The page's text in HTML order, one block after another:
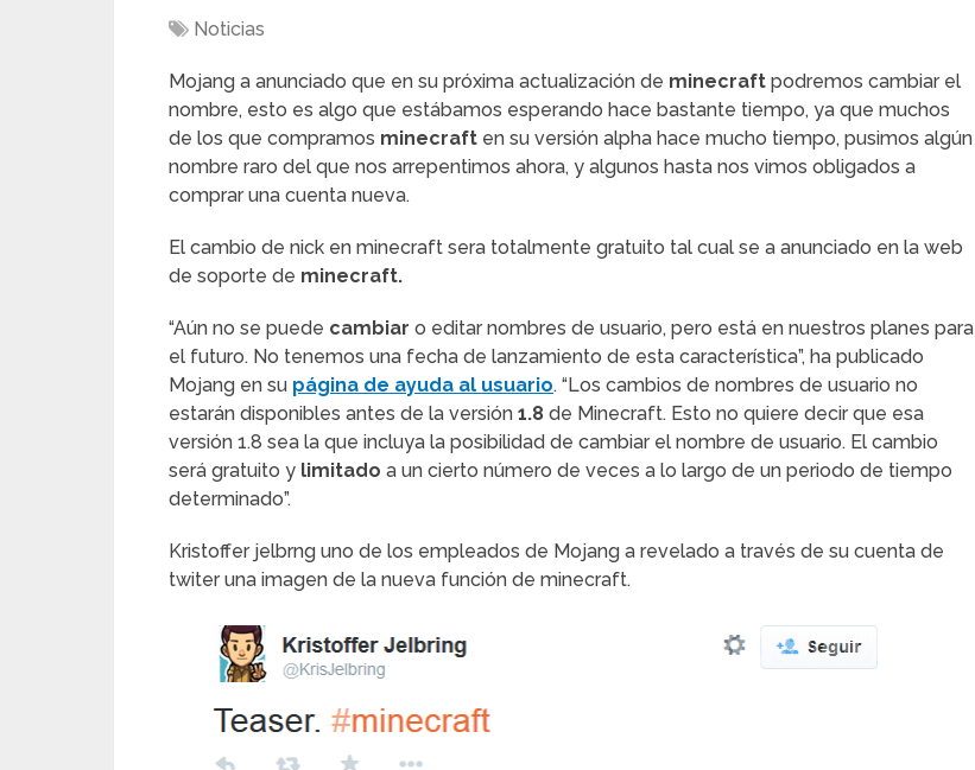
Noticias
Mojang a anunciado que en su próxima actualización de minecraft podremos cambiar el
nombre, esto es algo que estábamos esperando hace bastante tiempo, ya que muchos
de los que compramos minecraft en su versión alpha hace mucho tiempo, pusimos algún
nombre raro del que nos arrepentimos ahora, y algunos hasta nos vimos obligados a
comprar una cuenta nueva.
El cambio de nick en minecraft sera totalmente gratuito tal cual se a anunciado en la web
de soporte de minecraft.
“Aún no se puede cambiar o editar nombres de usuario, pero está en nuestros planes para
el futuro. No tenemos una fecha de lanzamiento de esta característica”, ha publicado
Mojang en su página de ayuda al usuario. “Los cambios de nombres de usuario no
estarán disponibles antes de la versión 1.8 de Minecraft. Esto no quiere decir que esa
versión 1.8 sea la que incluya la posibilidad de cambiar el nombre de usuario. El cambio
será gratuito y limitado a un cierto número de veces a lo largo de un periodo de tiempo
determinado”.
Kristoffer jelbrng uno de los empleados de Mojang a revelado a través de su cuenta de
twiter una imagen de la nueva función de minecraft.